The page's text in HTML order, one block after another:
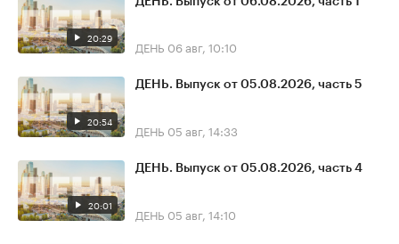
20:29 ДЕНЬ 06 авг, 10:10
20:54
ДЕНЬ. Выпуск от 05.08.2026, часть 5
ДЕНЬ 05 авг, 14:33
20:01
ДЕНЬ. Выпуск от 05.08.2026, часть 4
ДЕНЬ 05 авг, 14:10